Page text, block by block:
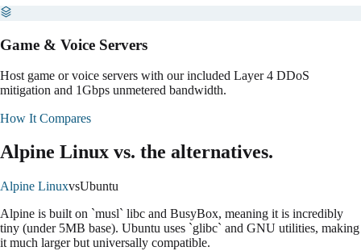
Game & Voice Servers
Host game or voice servers with our included Layer 4 DDoS
mitigation and 1Gbps unmetered bandwidth.
How It Compares
Alpine Linux vs. the alternatives.
Alpine LinuxvsUbuntu
Alpine is built on `musl` libc and BusyBox, meaning it is incredibly
tiny (under 5MB base). Ubuntu uses `glibc` and GNU utilities, making
it much larger but universally compatible.